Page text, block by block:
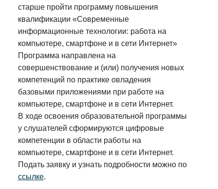
старше пройти программу повышения
квалификации «Современные
информационные технологии: работа на
компьютере, смартфоне и в сети Интернет»
Программа направлена на
совершенствование и (или) получения новых
компетенций по практике овладения
базовыми приложениями при работе на
компьютере, смартфоне и в сети Интернет.
В ходе освоения образовательной программы
у слушателей сформируются цифровые
компетенции в области работы на
компьютере, смартфоне и в сети Интернет.
Подать заявку и узнать подробности можно по
ссылке.